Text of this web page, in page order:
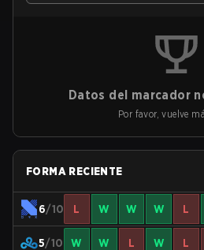
Datos del marcador
Por favor, vuelve
FORMA RECIENTE
6/10 L W W W L
5/10 W W L W L